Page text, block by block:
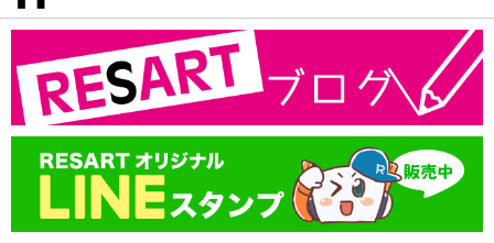
プリントサイズ
書体一覧
プリント色
プリントサイズ
書体一覧
カッティングプリント料金
版代
オプション料
返品・交換・キャンセル
支払方法
領収書の発行
版代
オプション料